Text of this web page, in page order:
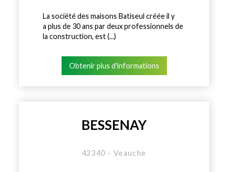
La société des maisons Batiseul créée il y
a plus de 30 ans par deux professionnels de
la construction, est (...)
Obtenir plus d'informations
BESSENAY
42340 - Veauche